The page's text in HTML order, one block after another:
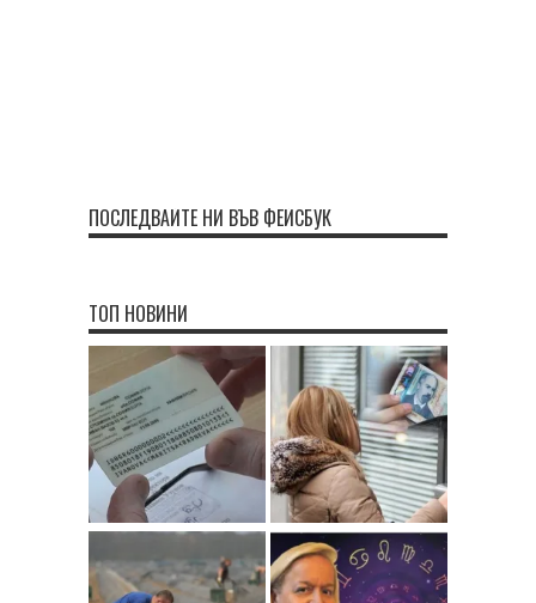
ПОСЛЕДВАЙТЕ НИ ВЪВ ФЕЙСБУК
ТОП НОВИНИ